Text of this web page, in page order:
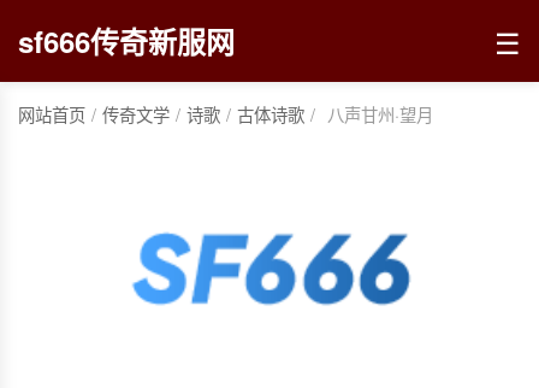
sf666传奇新服网 ☰
网站首页 / 传奇文学 / 诗歌 / 古体诗歌 / 八声甘州·望月